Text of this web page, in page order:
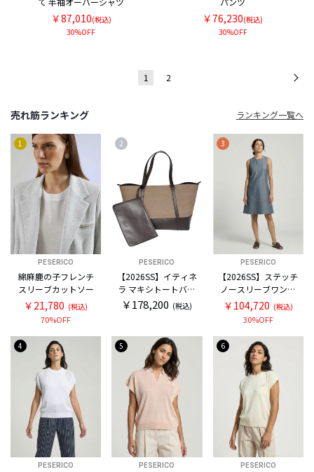
￥87,010(税込)
30%OFF
￥76,230(税込)
30%OFF
1 2
売れ筋ランキング ランキング一覧へ
1
PESERICO
綿麻鹿の子フレンチ
スリーブカットソー
￥21,780 (税込)
70%OFF
2
PESERICO
【2026SS】イティネ
ラ マキシトートバッ
グ
￥178,200 (税込)
3
PESERICO
【2026SS】ステッチ
ノースリーブワンピ
ース
￥104,720 (税込)
30%OFF
4
PESERICO
5
PESERICO
6
PESERICO